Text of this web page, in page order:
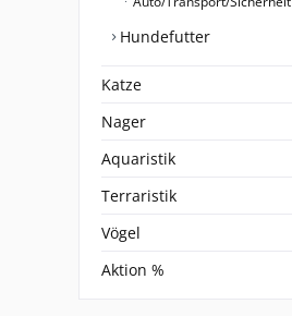
Hundefutter
Katze
Nager
Aquaristik
Terraristik
Vögel
Aktion %